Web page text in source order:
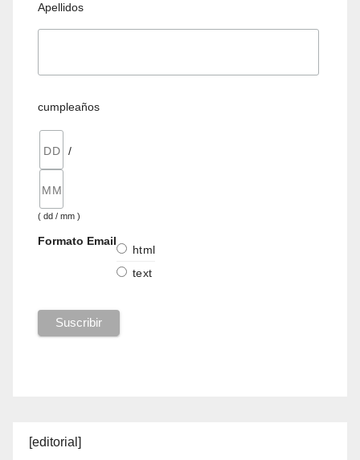
Apellidos
cumpleaños
/
( dd / mm )
Formato Email
html
text
[editorial]